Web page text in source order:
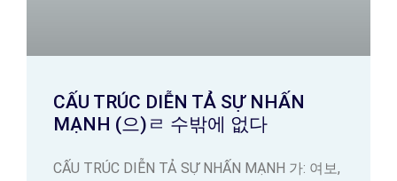
CẤU TRÚC DIỄN TẢ SỰ NHẤN
MẠNH (으)ㄹ 수밖에 없다
CẤU TRÚC DIỄN TẢ SỰ NHẤN MẠNH 가: 여보,